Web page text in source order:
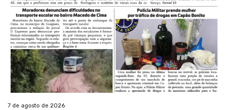
7 de agosto de 2026